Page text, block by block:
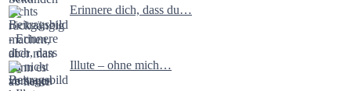
Erinnere dich, dass du…
Illute – ohne mich…